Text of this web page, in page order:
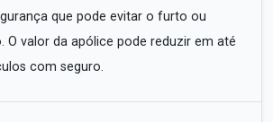
que pode evitar o furto ou
O valor da apólice pode reduzir em até
com seguro.